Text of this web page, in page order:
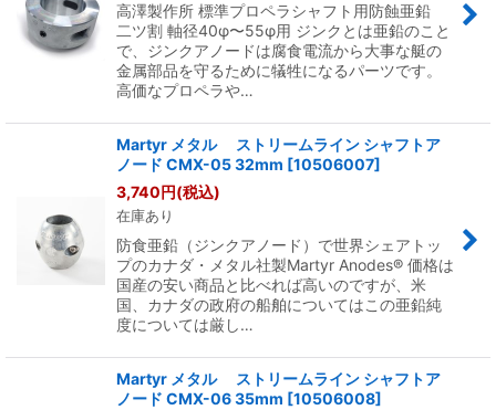
高澤製作所 標準プロペラシャフト用防蝕亜鉛
二ツ割 軸径40φ〜55φ用 ジンクとは亜鉛のこと
で、ジンクアノードは腐食電流から大事な艇の
金属部品を守るために犠牲になるパーツです。
高価なプロペラや…
Martyr メタル ストリームライン シャフトア
ノード CMX-05 32mm [10506007]
3,740円(税込)
在庫あり
防食亜鉛（ジンクアノード）で世界シェアトッ
プのカナダ・メタル社製Martyr Anodes® 価格は
国産の安い商品と比べれば高いのですが、米
国、カナダの政府の船舶についてはこの亜鉛純
度については厳し…
Martyr メタル ストリームライン シャフトア
ノード CMX-06 35mm [10506008]